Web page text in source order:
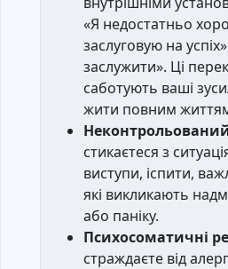
«Я недостатньо
заслуговую на
заслужити». Ці
саботують ваші
жити повним
стикаєтеся з
виступи, іспити,
які викликають
або паніку.
Психосоматичні
страждаєте від